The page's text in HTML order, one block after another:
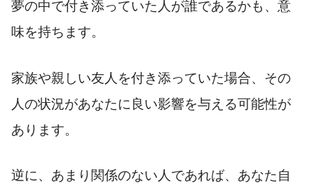
夢の中で付き添っていた人が誰であるかも、意
味を持ちます。
家族や親しい友人を付き添っていた場合、その
人の状況があなたに良い影響を与える可能性が
あります。
逆に、あまり関係のない人であれば、あなた自